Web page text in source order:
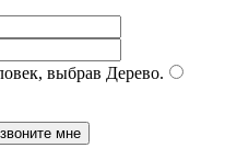
выбрав Дерево.